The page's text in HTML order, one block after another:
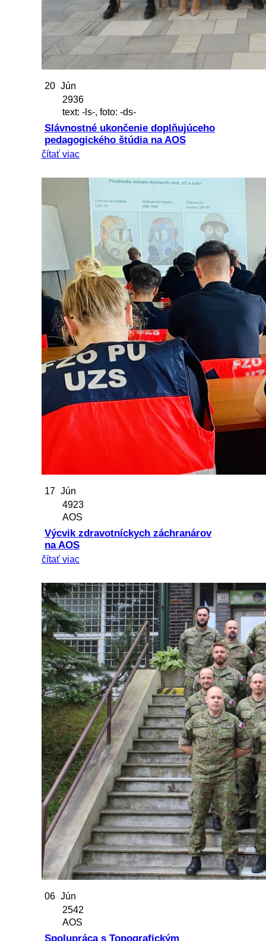
20 Jún
2936
text: -ls-, foto: -ds-
Slávnostné ukončenie doplňujúceho
pedagogického štúdia na AOS
čítať viac
17 Jún
4923
AOS
Výcvik zdravotníckych záchranárov
na AOS
čítať viac
06 Jún
2542
AOS
Spolupráca s Topografickým